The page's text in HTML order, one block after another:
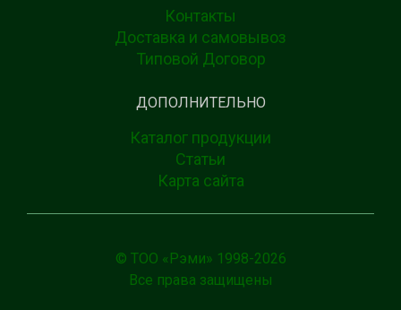
Контакты
Доставка и самовывоз
Типовой Договор
ДОПОЛНИТЕЛЬНО
Каталог продукции
Статьи
Карта сайта
© ТОО «Рэми» 1998-2026
Все права защищены